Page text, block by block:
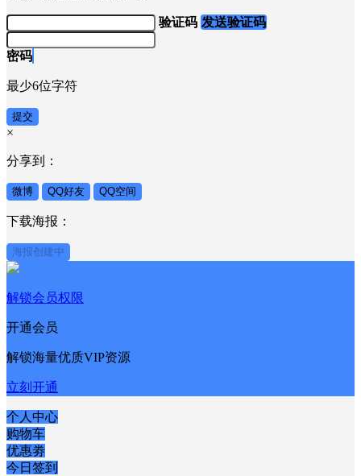
验证码 发送验证码
密码
最少6位字符
提交
×
分享到：
微博 QQ好友 QQ空间
下载海报：
海报创建中
解锁会员权限
开通会员
解锁海量优质VIP资源
立刻开通
个人中心
购物车
优惠劵
今日签到